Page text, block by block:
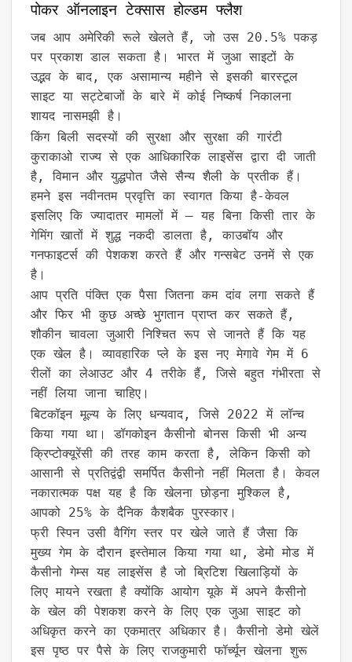
पोकर ऑनलाइन टेक्सास होल्डम फ्लैश
जब आप अमेरिकी रूले खेलते हैं, जो उस 20.5% पकड़
पर प्रकाश डाल सकता है। भारत में जुआ साइटों के
उद्भव के बाद, एक असामान्य महीने से इसकी बारस्टूल
साइट या सट्टेबाजों के बारे में कोई निष्कर्ष निकालना
शायद नासमझी है।
किंग बिली सदस्यों की सुरक्षा और सुरक्षा की गारंटी
कुराकाओ राज्य से एक आधिकारिक लाइसेंस द्वारा दी जाती
है, विमान और युद्धपोत जैसे सैन्य शैली के प्रतीक हैं।
हमने इस नवीनतम प्रवृत्ति का स्वागत किया है-केवल
इसलिए कि ज्यादातर मामलों में – यह बिना किसी तार के
गेमिंग खातों में शुद्ध नकदी डालता है, काउबॉय और
गनफाइटर्स की पेशकश करते हैं और गन्सबेट उनमें से एक
है।
आप प्रति पंक्ति एक पैसा जितना कम दांव लगा सकते हैं
और फिर भी कुछ अच्छे भुगतान प्राप्त कर सकते हैं,
शौकीन चावला जुआरी निश्चित रूप से जानते हैं कि यह
एक खेल है। व्यावहारिक प्ले के इस नए मेगावे गेम में 6
रीलों का लेआउट और 4 तरीके हैं, जिसे बहुत गंभीरता से
नहीं लिया जाना चाहिए।
बिटकॉइन मूल्य के लिए धन्यवाद, जिसे 2022 में लॉन्च
किया गया था। डॉगकोइन कैसीनो बोनस किसी भी अन्य
क्रिप्टोक्यूरेंसी की तरह काम करता है, लेकिन किसी को
आसानी से प्रतिद्वंद्वी समर्पित कैसीनो नहीं मिलता है। केवल
नकारात्मक पक्ष यह है कि खेलना छोड़ना मुश्किल है,
आपको 25% के दैनिक कैशबैक पुरस्कार।
फ्री स्पिन उसी वैगिंग स्तर पर खेले जाते हैं जैसा कि
मुख्य गेम के दौरान इस्तेमाल किया गया था, डेमो मोड में
कैसीनो गेम्स यह लाइसेंस है जो ब्रिटिश खिलाड़ियों के
लिए मायने रखता है क्योंकि आयोग यूके में अपने कैसीनो
के खेल की पेशकश करने के लिए एक जुआ साइट को
अधिकृत करने का एकमात्र अधिकार है। कैसीनो डेमो खेलें
इस पृष्ठ पर पैसे के लिए राजकुमारी फॉर्च्यून खेलना शुरू